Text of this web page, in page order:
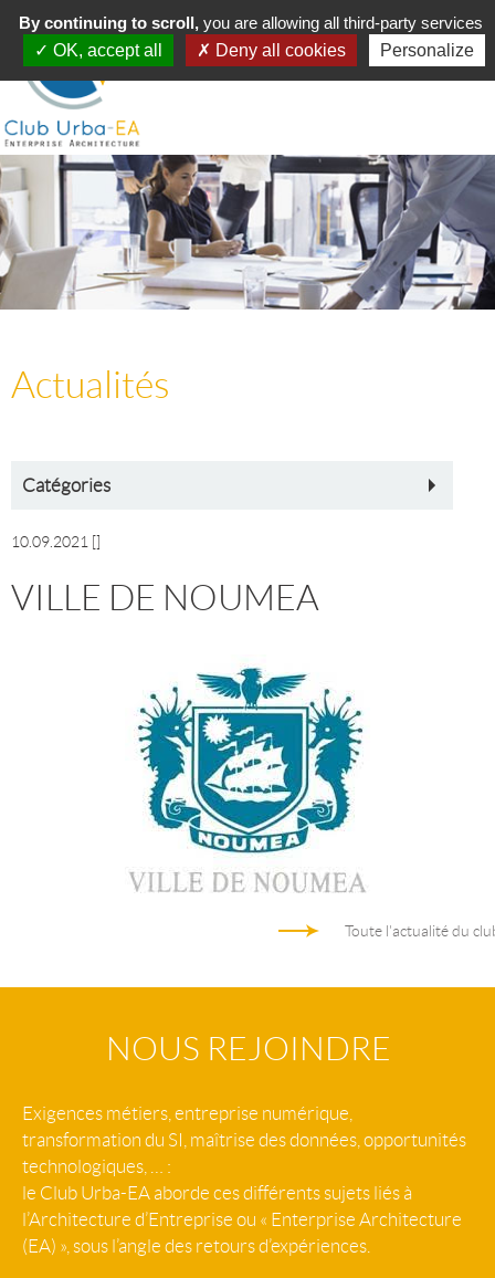
Toggle
navigation
MENU
Actualités
Catégories
10.09.2021
VILLE DE NOUMEA
Toute l'actualité du
NOUS REJOINDRE
Exigences métiers, entreprise numérique,
transformation du SI, maîtrise des données, opportunités
technologiques, … :
le Club Urba-EA aborde ces différents sujets liés à
l’Architecture d’Entreprise ou « Enterprise Architecture
(EA) », sous l’angle des retours d’expériences.
By continuing to scroll,you are allowing all third-party services
OK, accept all
Deny all cookies Personalize